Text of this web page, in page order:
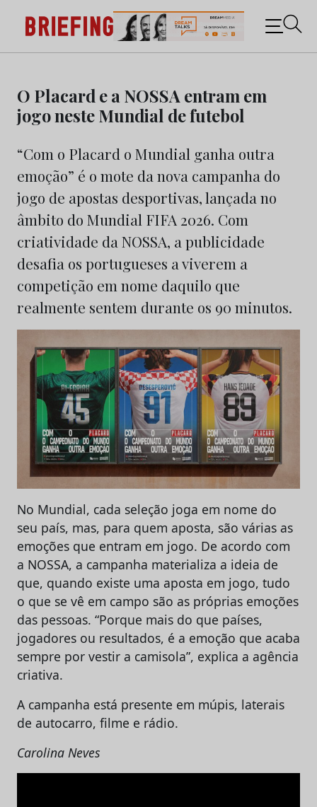
content
Briefing: Todas as notícias sobre os negócios do
Marketing e da Publicidade
O Placard e a NOSSA entram em
jogo neste Mundial de futebol
“Com o Placard o Mundial ganha outra
emoção” é o mote da nova campanha do
jogo de apostas desportivas, lançada no
âmbito do Mundial FIFA 2026. Com
criatividade da NOSSA, a publicidade
desafia os portugueses a viverem a
competição em nome daquilo que
realmente sentem durante os 90 minutos.
No Mundial, cada seleção joga em nome do
seu país, mas, para quem aposta, são várias as
emoções que entram em jogo. De acordo com
a NOSSA, a campanha materializa a ideia de
que, quando existe uma aposta em jogo, tudo
o que se vê em campo são as próprias emoções
das pessoas. “Porque mais do que países,
jogadores ou resultados, é a emoção que acaba
sempre por vestir a camisola”, explica a agência
criativa.
A campanha está presente em múpis, laterais
de autocarro, filme e rádio.
Carolina Neves